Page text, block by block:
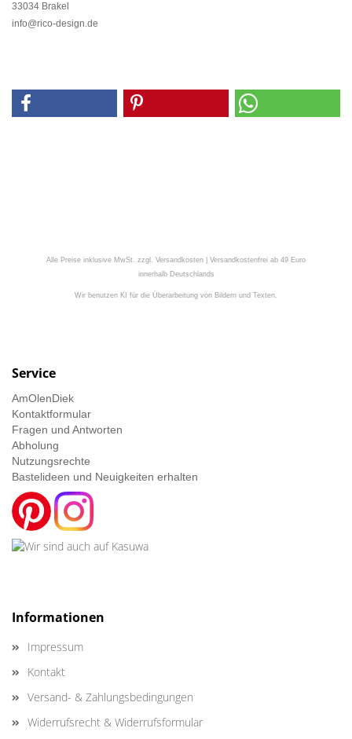
33034 Brakel
info@rico-design.de
Alle Preise inklusive MwSt. zzgl. Versandkosten | Versandkostenfrei ab 49 Euro
innerhalb Deutschlands
Wir benutzen KI für die Überarbeitung von Bildern und Texten.
Service
AmOlenDiek
Kontaktformular
Fragen und Antworten
Abholung
Nutzungsrechte
Bastelideen und Neuigkeiten erhalten
Informationen
Impressum
Kontakt
Versand- & Zahlungsbedingungen
Widerrufsrecht & Widerrufsformular